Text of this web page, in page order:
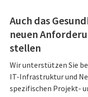
Auch das
neuen
stellen
Wir unterstützen Sie
IT-Infrastruktur und
spezifischen Projekt-